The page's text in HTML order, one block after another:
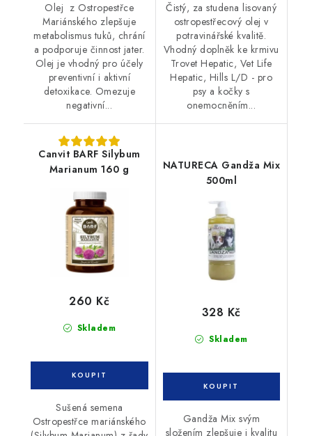
Olej z Ostropestřce
Mariánského zlepšuje
metabolismus tuků, chrání
a podporuje činnost jater.
Olej je vhodný pro účely
preventivní i aktivní
detoxikace. Omezuje
negativní...
Čistý, za studena lisovaný
ostropestřecový olej v
potravinářské kvalitě.
Vhodný doplněk ke krmivu
Trovet Hepatic, Vet Life
Hepatic, Hills L/D - pro
psy a kočky s
onemocněním...
Canvit BARF Silybum
Marianum 160 g
Skladem
260 Kč
Sušená semena
Ostropestřce mariánského
NATURECA Gandža Mix
500ml
Skladem
328 Kč
Gandža Mix svým
složením zlepšuje i kvalitu